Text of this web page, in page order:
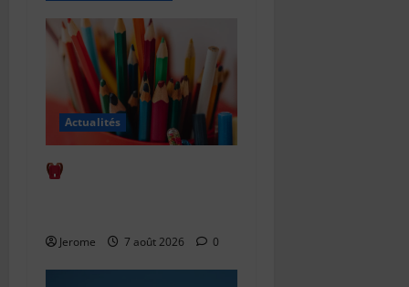
Actualités
Jerome 7 août 2026 0